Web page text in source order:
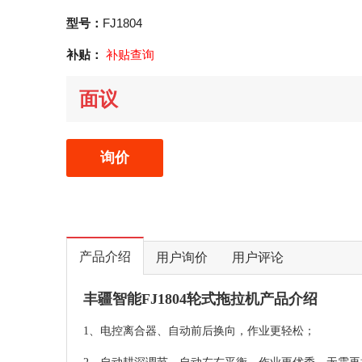
型号： FJ1804
补贴： 补贴查询
面议
询价
产品介绍 用户询价 用户评论
丰疆智能FJ1804轮式拖拉机产品介绍
1、电控离合器、自动前后换向，作业更轻松；